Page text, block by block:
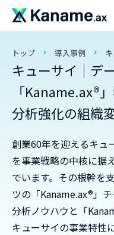
トップ 導入事例
キューサイ｜デ
「Kaname.ax®
分析強化の組織
創業60年を迎えるキュ
を事業戦略の中核に据
でいます。その根幹を
ツの「Kaname.ax®」
分析ノウハウと「
キューサイの事業特性